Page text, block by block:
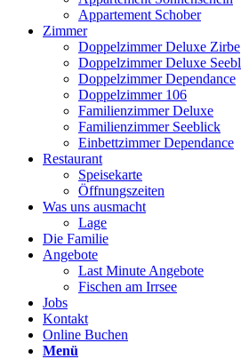
Appartement Schober
Zimmer
Doppelzimmer Deluxe Zirbe
Doppelzimmer Deluxe
Doppelzimmer Dependance
Doppelzimmer 106
Familienzimmer Deluxe
Familienzimmer Seeblick
Einbettzimmer Dependance
Restaurant
Speisekarte
Öffnungszeiten
Was uns ausmacht
Lage
Die Familie
Angebote
Last Minute Angebote
Fischen am Irrsee
Jobs
Kontakt
Online Buchen
Menü